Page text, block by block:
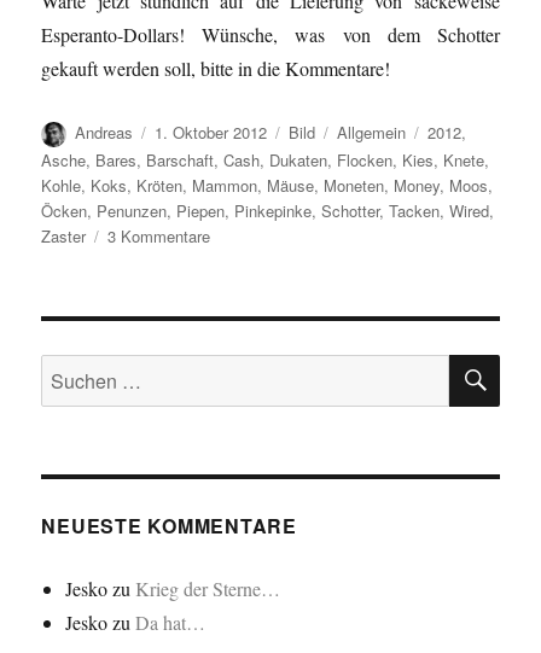
Esperanto-Dollars! Wünsche, was von dem Schotter
gekauft werden soll, bitte in die Kommentare!
Autor
Andreas
Veröffentlicht
am
1. Oktober 2012 Format
Bild Kategorien
Allgemein Schlagwörter
2012,
Asche, Bares, Barschaft,Cash, Dukaten, Flocken, Kies, Knete,
Kohle, Koks, Kröten, Mammon, Mäuse, Moneten, Money, Moos,
Öcken, Penunzen, Piepen, Pinkepinke,Schotter,Tacken,Wired,
Zaster
3 Kommentarezu
Suchen
nach:
NEUESTE KOMMENTARE
Jeskozu Krieg der Sterne…
JeskozuDa hat…